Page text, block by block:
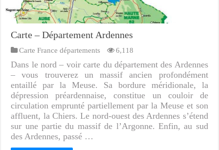
Carte – Département Ardennes
Carte France départements 6,118
Dans le nord – voir carte du département des Ardennes
– vous trouverez un massif ancien profondément
entaillé par la Meuse. Sa bordure méridionale, la
dépression préardennaise, constitue un couloir de
circulation emprunté partiellement par la Meuse et son
affluent, la Chiers. Le nord-ouest des Ardennes s’étend
sur une partie du massif de l’Argonne. Enfin, au sud
des Ardennes, passé …